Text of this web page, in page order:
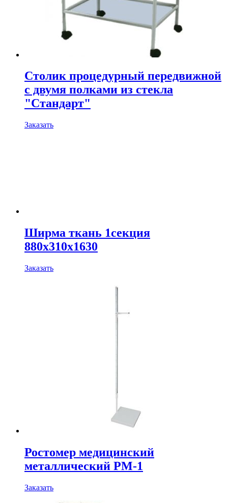
Столик процедурный передвижной
с двумя полками из стекла
"Стандарт"
Заказать
Ширма ткань 1секция
880х310х1630
Заказать
Ростомер медицинский
металлический РМ-1
Заказать